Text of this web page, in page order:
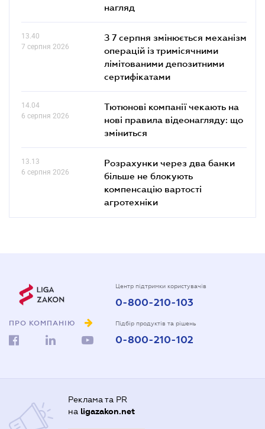
нагляд
13.40
7 серпня 2026
З 7 серпня змінюється механізм
операцій із тримісячними
лімітованими депозитними
сертифікатами
14.04
6 серпня 2026
Тютюнові компанії чекають на
нові правила відеонагляду: що
зміниться
13.13
6 серпня 2026
Розрахунки через два банки
більше не блокують
компенсацію вартості
агротехніки
ПРО КОМПАНІЮ
Центр підтримки користувачів
0-800-210-103
Підбір продуктів та рішень
0-800-210-102
Реклама та PR
на ligazakon.net